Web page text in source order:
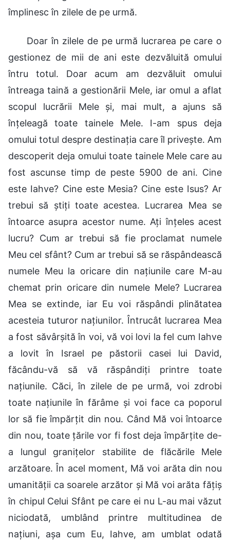
împlinesc în zilele de pe urmă.
Doar în zilele de pe urmă lucrarea pe care o
gestionez de mii de ani este dezvăluită omului
întru totul. Doar acum am dezvăluit omului
întreaga taină a gestionării Mele, iar omul a aflat
scopul lucrării Mele și, mai mult, a ajuns să
înțeleagă toate tainele Mele. I-am spus deja
omului totul despre destinația care îl privește. Am
descoperit deja omului toate tainele Mele care au
fost ascunse timp de peste 5900 de ani. Cine
este Iahve? Cine este Mesia? Cine este Isus? Ar
trebui să știți toate acestea. Lucrarea Mea se
întoarce asupra acestor nume. Ați înțeles acest
lucru? Cum ar trebui să fie proclamat numele
Meu cel sfânt? Cum ar trebui să se răspândească
numele Meu la oricare din națiunile care M-au
chemat prin oricare din numele Mele? Lucrarea
Mea se extinde, iar Eu voi răspândi plinătatea
acesteia tuturor națiunilor. Întrucât lucrarea Mea
a fost săvârșită în voi, vă voi lovi la fel cum Iahve
a lovit în Israel pe păstorii casei lui David,
făcându-vă să vă răspândiți printre toate
națiunile. Căci, în zilele de pe urmă, voi zdrobi
toate națiunile în fărâme și voi face ca poporul
lor să fie împărțit din nou. Când Mă voi întoarce
din nou, toate țările vor fi fost deja împărțite de-
a lungul granițelor stabilite de flăcările Mele
arzătoare. În acel moment, Mă voi arăta din nou
umanității ca soarele arzător și Mă voi arăta fățiș
în chipul Celui Sfânt pe care ei nu L-au mai văzut
niciodată, umblând printre multitudinea de
națiuni, așa cum Eu, Iahve, am umblat odată